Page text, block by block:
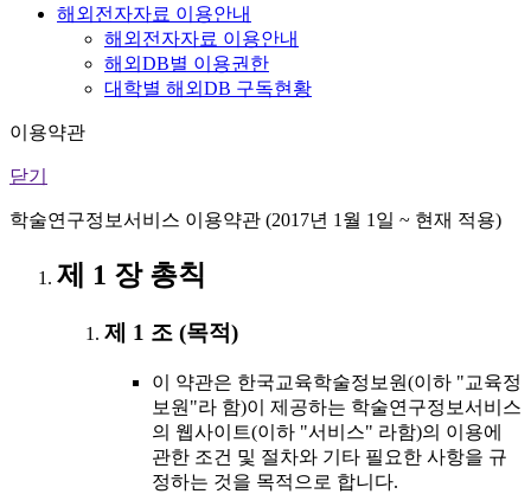
해외전자자료 이용안내
해외전자자료 이용안내
해외DB별 이용권한
대학별 해외DB 구독현황
이용약관
닫기
학술연구정보서비스 이용약관 (2017년 1월 1일 ~ 현재 적용)
제 1 장 총칙
제 1 조 (목적)
이 약관은 한국교육학술정보원(이하 "교육정
보원"라 함)이 제공하는 학술연구정보서비스
의 웹사이트(이하 "서비스" 라함)의 이용에
관한 조건 및 절차와 기타 필요한 사항을 규
정하는 것을 목적으로 합니다.